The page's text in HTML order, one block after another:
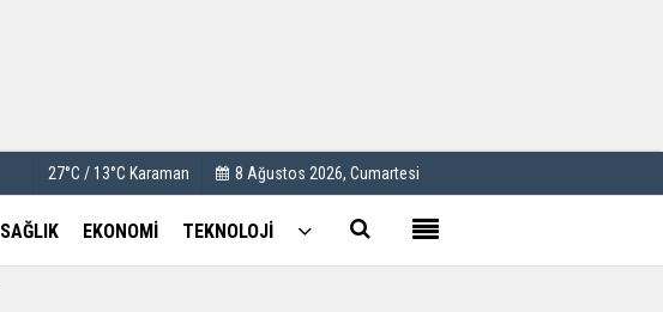
27°C / 13°C Karaman 8 Ağustos 2026, Cumartesi
SAĞLIK EKONOMİ TEKNOLOJİ